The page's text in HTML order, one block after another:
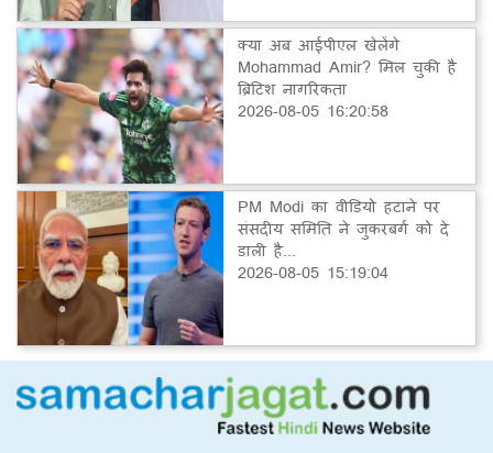
क्या अब आईपीएल खेलेंगे
Mohammad Amir? मिल चुकी है
ब्रिटिश नागरिकता
2026-08-05 16:20:58
PM Modi का वीडियो हटाने पर
संसदीय समिति ने जुकरबर्ग को दे
डाली है...
2026-08-05 15:19:04